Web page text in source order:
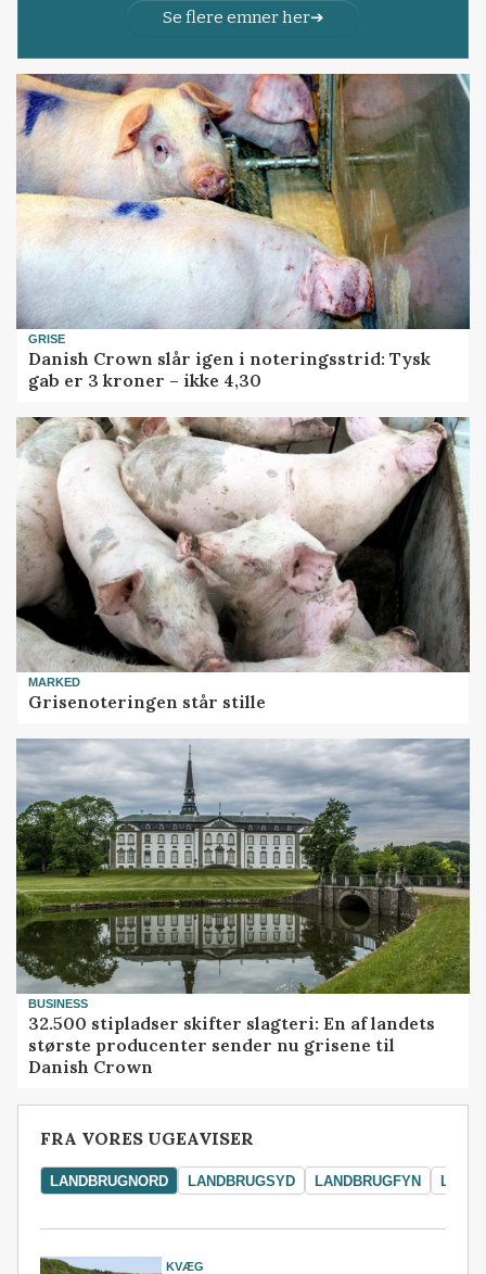
Se flere emner her
GRISE
Danish Crown slår igen i noteringsstrid: Tysk
gab er 3 kroner – ikke 4,30
MARKED
Grisenoteringen står stille
BUSINESS
32.500 stipladser skifter slagteri: En af landets
største producenter sender nu grisene til
Danish Crown
FRA VORES UGEAVISER
LANDBRUGNORD LANDBRUGSYD LANDBRUGFYN
KVÆG